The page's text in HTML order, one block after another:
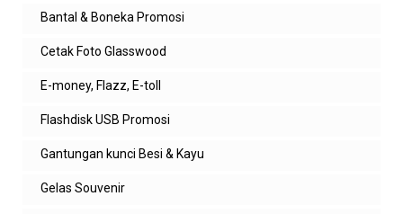
Bantal & Boneka Promosi
Cetak Foto Glasswood
E-money, Flazz, E-toll
Flashdisk USB Promosi
Gantungan kunci Besi & Kayu
Gelas Souvenir